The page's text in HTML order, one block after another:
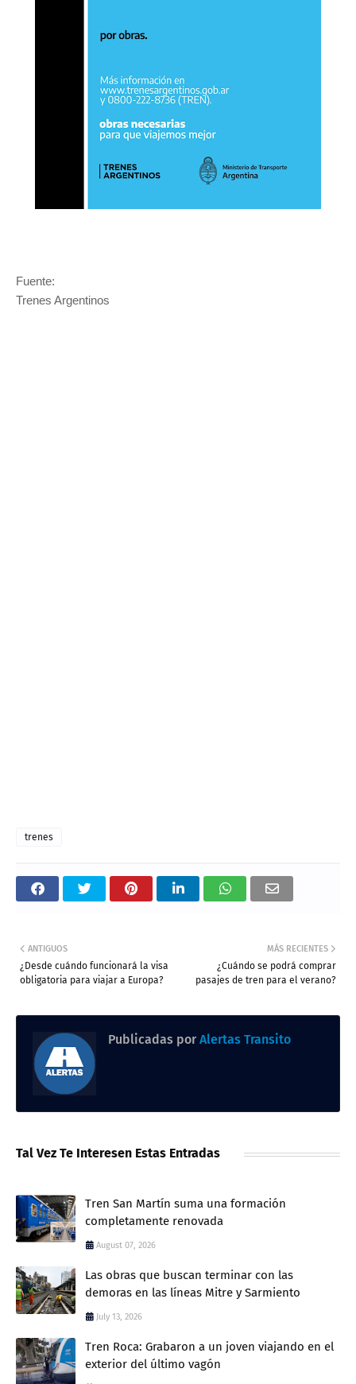
Fuente:
Trenes Argentinos
trenes
MÁS RECIENTES
¿Cuándo se podrá comprar
pasajes de tren para el verano?
ANTIGUOS
¿Desde cuándo funcionará la visa
obligatoria para viajar a Europa?
Publicadas por Alertas Transito
Tal Vez Te Interesen Estas Entradas
Tren San Martín suma una formación
completamente renovada
August 07, 2026
Las obras que buscan terminar con las
demoras en las líneas Mitre y Sarmiento
July 13, 2026
Tren Roca: Grabaron a un joven viajando en el
exterior del último vagón